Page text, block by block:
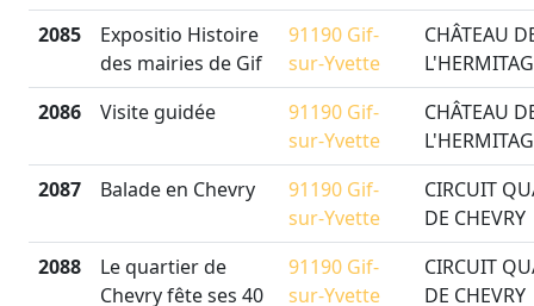
2085
Expositio Histoire
des mairies de Gif
91190 Gif-
sur-Yvette
CHÂTEAU
2086
Visite guidée
91190 Gif-
sur-Yvette
CHÂTEAU
2087
Balade en Chevry
91190 Gif-
sur-Yvette
CIRCUIT
DE CHEVRY
2088
Le quartier de
Chevry fête ses 40
91190 Gif-
sur-Yvette
CIRCUIT
DE CHEVRY